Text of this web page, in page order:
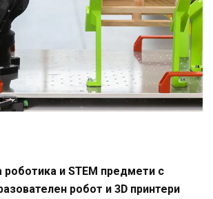
роботика и STEM предмети с
робот и 3D принтери